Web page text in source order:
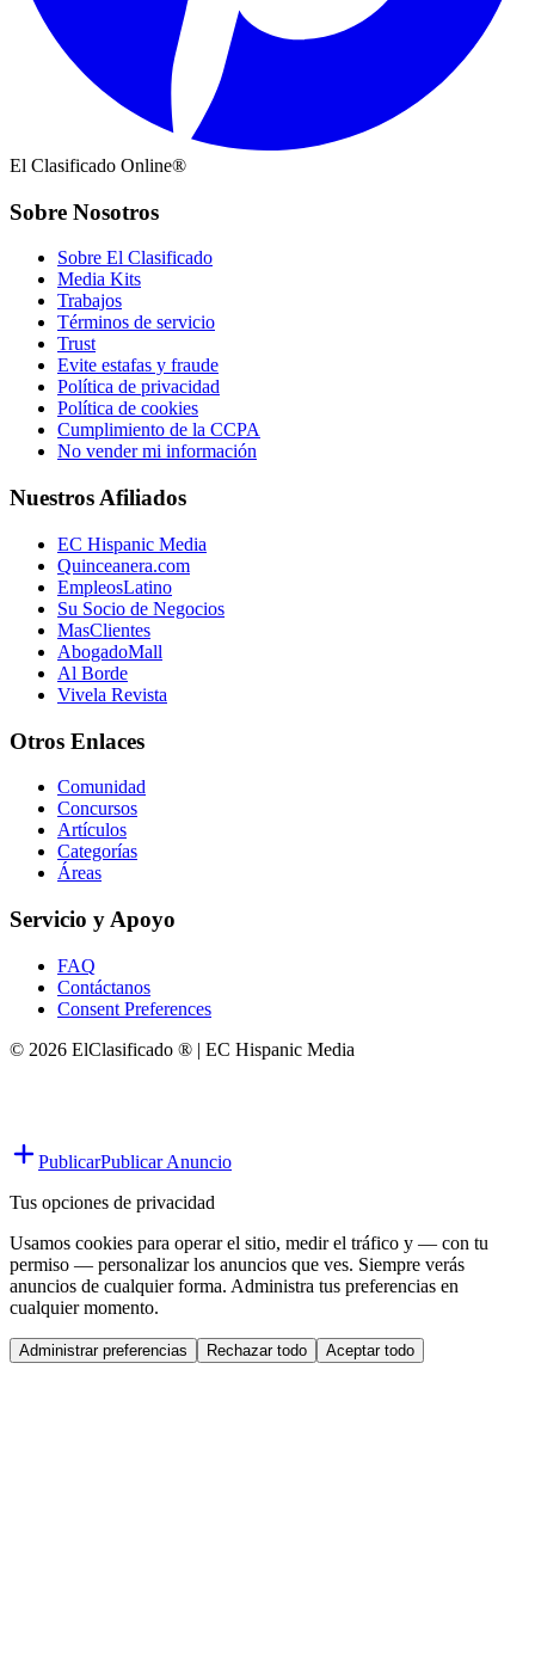
El Clasificado Online®
Sobre Nosotros
Sobre El Clasificado
Media Kits
Trabajos
Términos de servicio
Trust
Evite estafas y fraude
Política de privacidad
Política de cookies
Cumplimiento de la CCPA
No vender mi información
Nuestros Afiliados
EC Hispanic Media
Quinceanera.com
EmpleosLatino
Su Socio de Negocios
MasClientes
AbogadoMall
Al Borde
Vivela Revista
Otros Enlaces
Comunidad
Concursos
Artículos
Categorías
Áreas
Servicio y Apoyo
FAQ
Contáctanos
Consent Preferences
© 2026 ElClasificado ® | EC Hispanic Media
PublicarPublicar Anuncio
Tus opciones de privacidad
Usamos cookies para operar el sitio, medir el tráfico y — con tu
permiso — personalizar los anuncios que ves. Siempre verás
anuncios de cualquier forma. Administra tus preferencias en
cualquier momento.
Administrar preferencias Rechazar todo Aceptar todo